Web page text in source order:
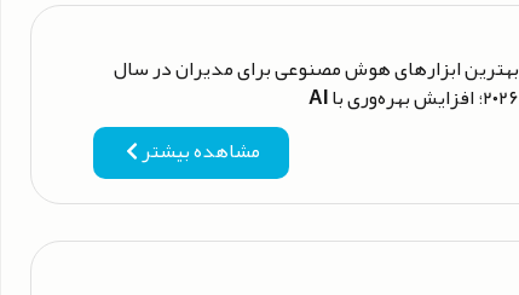
بهترین ابزارهای هوش مصنوعی برای مدیران در سال
۲۰۲۶؛ افزایش بهره‌وری با AI
مشاهده بیشتر